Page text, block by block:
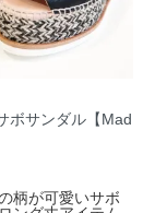
ボサンダル【Mad
柄が可愛いサボ